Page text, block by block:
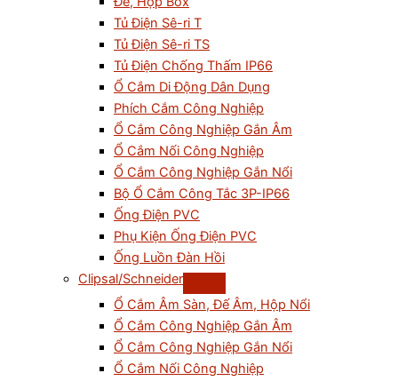
Tủ Điện Sê-ri T
Tủ Điện Sê-ri TS
Tủ Điện Chống Thấm IP66
Ổ Cắm Di Động Dân Dụng
Phích Cắm Công Nghiệp
Ổ Cắm Công Nghiệp Gắn Âm
Ổ Cắm Nối Công Nghiệp
Ổ Cắm Công Nghiệp Gắn Nổi
Bộ Ổ Cắm Công Tắc 3P-IP66
Ống Điện PVC
Phụ Kiện Ống Điện PVC
Ống Luồn Đàn Hồi
Clipsal/Schneider
Ổ Cắm Âm Sàn, Đế Âm, Hộp Nổi
Ổ Cắm Công Nghiệp Gắn Âm
Ổ Cắm Công Nghiệp Gắn Nổi
Ổ Cắm Nối Công Nghiệp